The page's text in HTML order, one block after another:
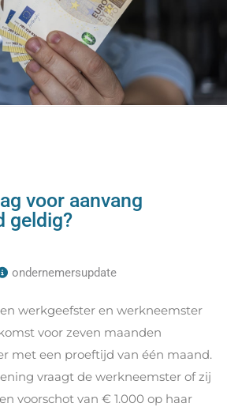
voor aanvang
geldig?
ondernemersupdate
werkgeefster en werkneemster
voor zeven maanden
met een proeftijd van één maand.
vraagt de werkneemster of zij
voorschot van € 1.000 op haar